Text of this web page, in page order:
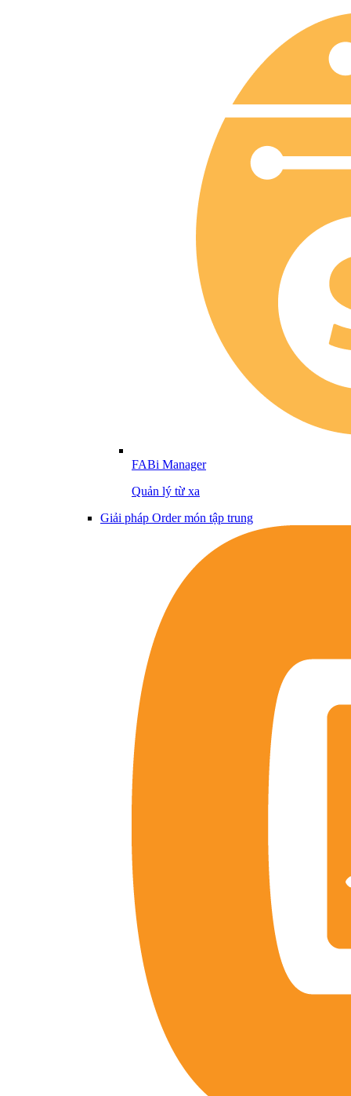
FABi Manager
Quản lý từ xa
Giải pháp Order món tập trung